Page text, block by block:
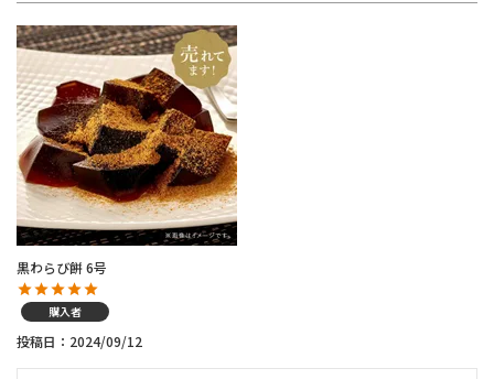
黒わらび餅 6号
購入者
投稿日 2024/09/12